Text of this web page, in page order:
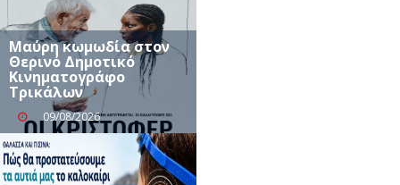
Μαύρη κωμωδία στον
Θερινό Δημοτικό
Κινηματογράφο
Τρικάλων
09/08/2026